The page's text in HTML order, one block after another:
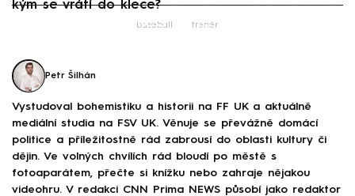
kým se vrátí do klece?
Failed to fetch
baseball trenér
Petr Šilhán
Vystudoval bohemistiku a historii na FF UK a aktuálně
mediální studia na FSV UK. Věnuje se převážně domácí
politice a příležitostně rád zabrousí do oblasti kultury či
dějin. Ve volných chvílích rád bloudí po městě s
fotoaparátem, přečte si knížku nebo zahraje nějakou
videohru. V redakci CNN Prima NEWS působí jako redaktor